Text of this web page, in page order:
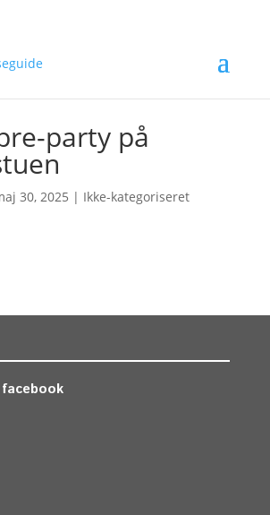
party på
30, 2025 | Ikke-kategoriseret